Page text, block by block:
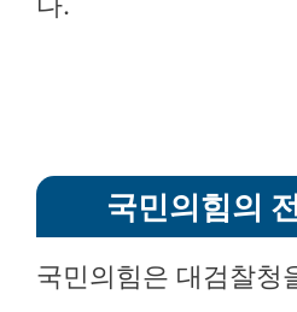
국민의힘의
국민의힘은 대검찰청